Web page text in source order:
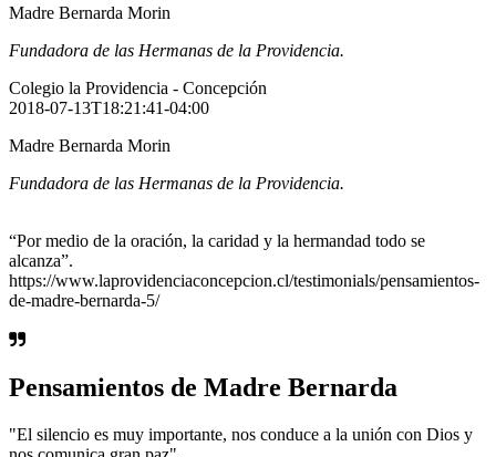
Madre Bernarda Morin
Fundadora de las Hermanas de la Providencia.
Colegio la Providencia - Concepción
2018-07-13T18:21:41-04:00
Madre Bernarda Morin
Fundadora de las Hermanas de la Providencia.
“Por medio de la oración, la caridad y la hermandad todo se
alcanza”.
https://www.laprovidenciaconcepcion.cl/testimonials/pensamientos-
de-madre-bernarda-5/
Pensamientos de Madre Bernarda
"El silencio es muy importante, nos conduce a la unión con Dios y